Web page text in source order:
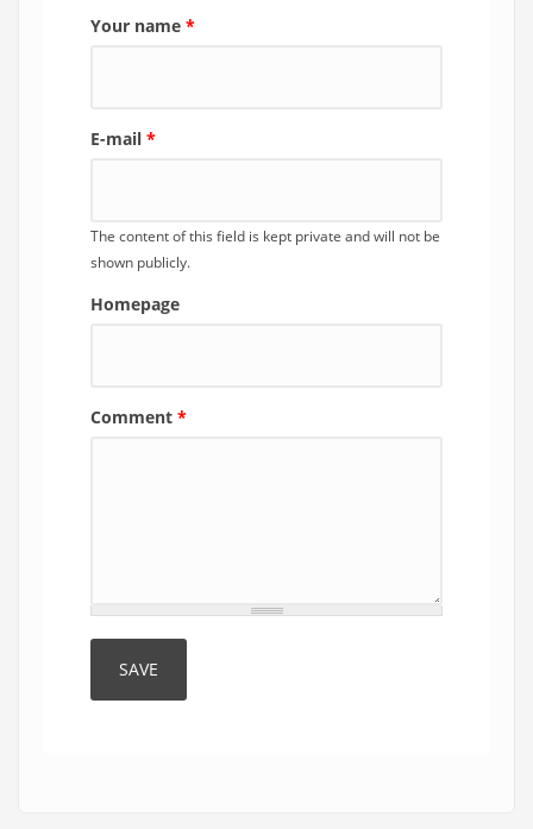
Your name *
E-mail *
The content of this field is kept private and will not be
shown publicly.
Homepage
Comment *